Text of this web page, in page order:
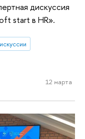
дискуссия
start в HR».
12 марта